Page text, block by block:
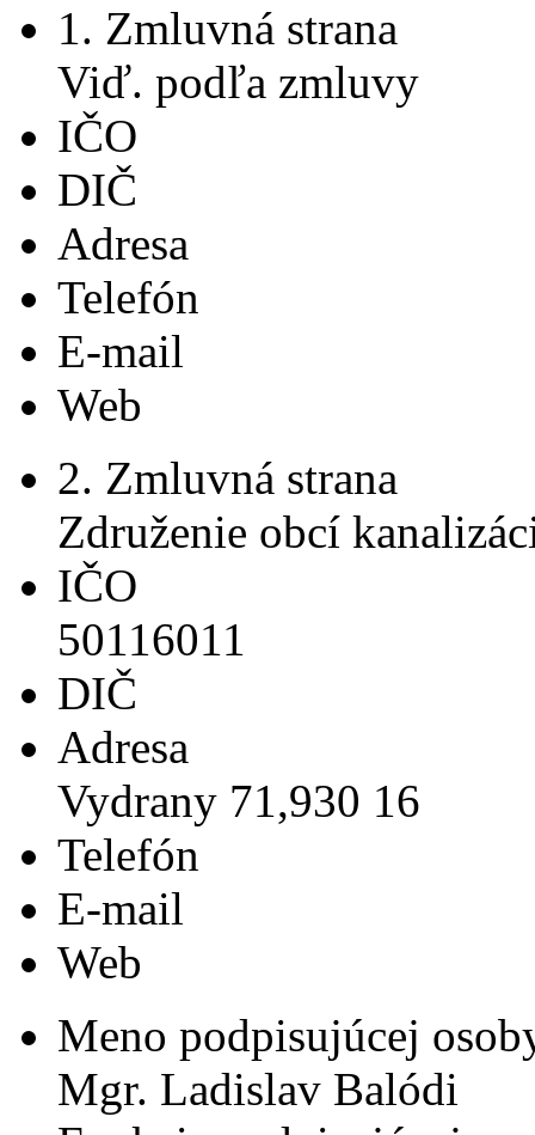
1. Zmluvná strana
Viď. podľa zmluvy
IČO
DIČ
Adresa
Telefón
E-mail
Web
2. Zmluvná strana
Združenie obcí
IČO
50116011
DIČ
Adresa
Vydrany 71,930 16
Telefón
E-mail
Web
Meno podpisujúcej
Mgr. Ladislav Balódi